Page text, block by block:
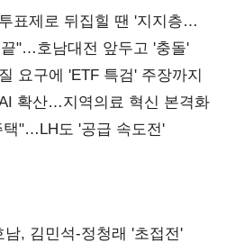
표제로 뒤집힐 땐 '지지층
"…호남대전 앞두고 '충돌'
요구에 'ETF 특검' 주장까지
확산…지역의료 혁신 본격화
택"…LH도 '공급 속도전'
, 김민석-정청래 '초접전'